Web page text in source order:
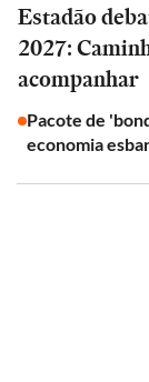
Estadão
2027:
acompanhar
Pacote de
economia